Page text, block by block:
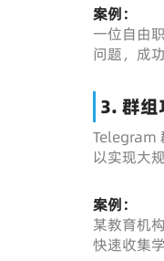
案例：
一位自由
问题，成
3. 群组
Telegram
以实现大
案例：
某教育机
快速收集